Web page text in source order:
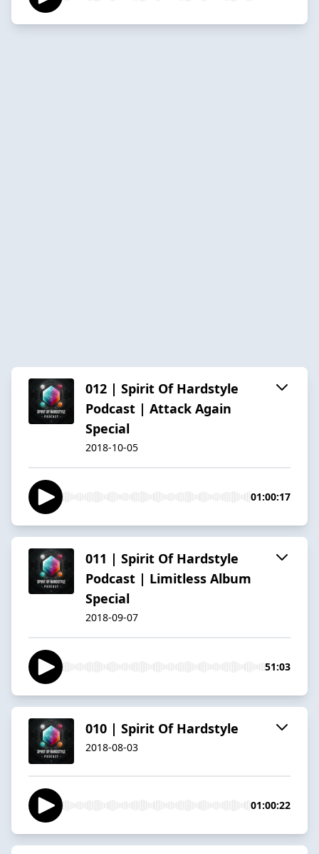
012 | Spirit Of Hardstyle
Podcast | Attack Again
Special
2018-10-05
01:00:17
011 | Spirit Of Hardstyle
Podcast | Limitless Album
Special
2018-09-07
51:03
010 | Spirit Of Hardstyle
2018-08-03
01:00:22